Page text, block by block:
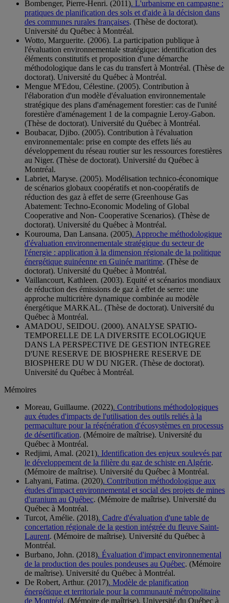
Bombenger, Pierre-Henri. (2011). L'urbanisme en campagne :
pratiques de planification des sols et d'aide à la décision dans
des communes rurales françaises. (Thèse de doctorat).
Université du Québec à Montréal.
Wotto, Marguerite. (2006). La participation publique à
l'évaluation environnementale stratégique: identification des
éléments constitutifs et proposition d'une démarche
méthodologique dans le cas du transfert à Montréal. (Thèse de
doctorat). Université du Québec à Montréal.
Mengue M'Edou, Célestine. (2005). Contribution à
l'élaboration d'un modèle d'évaluation environnementale
stratégique des plans d'aménagement forestier: cas de l'unité
forestière d'aménagement 1 de la compagnie Leroy-Gabon.
(Thèse de doctorat). Université du Québec à Montréal.
Boubacar, Djibo. (2005). Contribution à l'évaluation
environnementale: prise en compte des effets liés au
développement du réseau routier sur les ressources forestières
au Niger. (Thèse de doctorat). Université du Québec à
Montréal.
Labriet, Maryse. (2005). Modélisation technico-économique
de scénarios globaux coopératifs et non-coopératifs de
réduction des gaz à effet de serre (Greenhouse Gas
Abatement: Techno-Economic Modeling of Global
Cooperative and Non- Cooperative Scenarios). (Thèse de
doctorat). Université du Québec à Montréal.
Kourouma, Dan Lansana. (2005). Approche méthodologique
d'évaluation environnementale stratégique du secteur de
l'énergie : application à la dimension régionale de la politique
énergétique guinéenne en Guinée maritime. (Thèse de
doctorat). Université du Québec à Montréal.
Vaillancourt, Kathleen. (2003). Equité et scénarios mondiaux
de réduction des émissions de gaz à effet de serre: une
approche multicritère dynamique combinée au modèle
énergétique MARKAL. (Thèse de doctorat). Université du
Québec à Montréal.
AMADOU, SEIDOU. (2000). ANALYSE SPATIO-
TEMPORELLE DE LA DIVERSITE ECOLOGIQUE
DANS LA PERSPECTIVE DE GESTION INTEGREE
D'UNE RESERVE DE BIOSPHERE RESERVE DE
BIOSPHERE DU W DU NIGER. (Thèse de doctorat).
Université du Québec à Montréal.
Mémoires
Moreau, Guillaume. (2022). Contributions méthodologiques
aux études d'impacts de l'utilisation des outils reliés à la
permaculture pour la régénération d'écosystèmes en processus
de désertification. (Mémoire de maîtrise). Université du
Québec à Montréal.
Redjimi, Amal. (2021). Identification des enjeux soulevés par
le développement de la filière du gaz de schiste en Algérie.
(Mémoire de maîtrise). Université du Québec à Montréal.
Lahyani, Fatima. (2020). Contribution méthodologique aux
études d'impact environnemental et social des projets de mines
d'uranium au Québec. (Mémoire de maîtrise). Université du
Québec à Montréal.
Turcot, Amélie. (2018). Cadre d'évaluation d'une table de
concertation régionale de la gestion intégrée du fleuve Saint-
Laurent. (Mémoire de maîtrise). Université du Québec à
Montréal.
Burbano, John. (2018). Évaluation d'impact environnemental
de la production des poules pondeuses au Québec. (Mémoire
de maîtrise). Université du Québec à Montréal.
De Robert, Arthur. (2017). Modèle de planification
énergétique et territoriale pour la communauté métropolitaine
de Montréal. (Mémoire de maîtrise). Université du Québec à